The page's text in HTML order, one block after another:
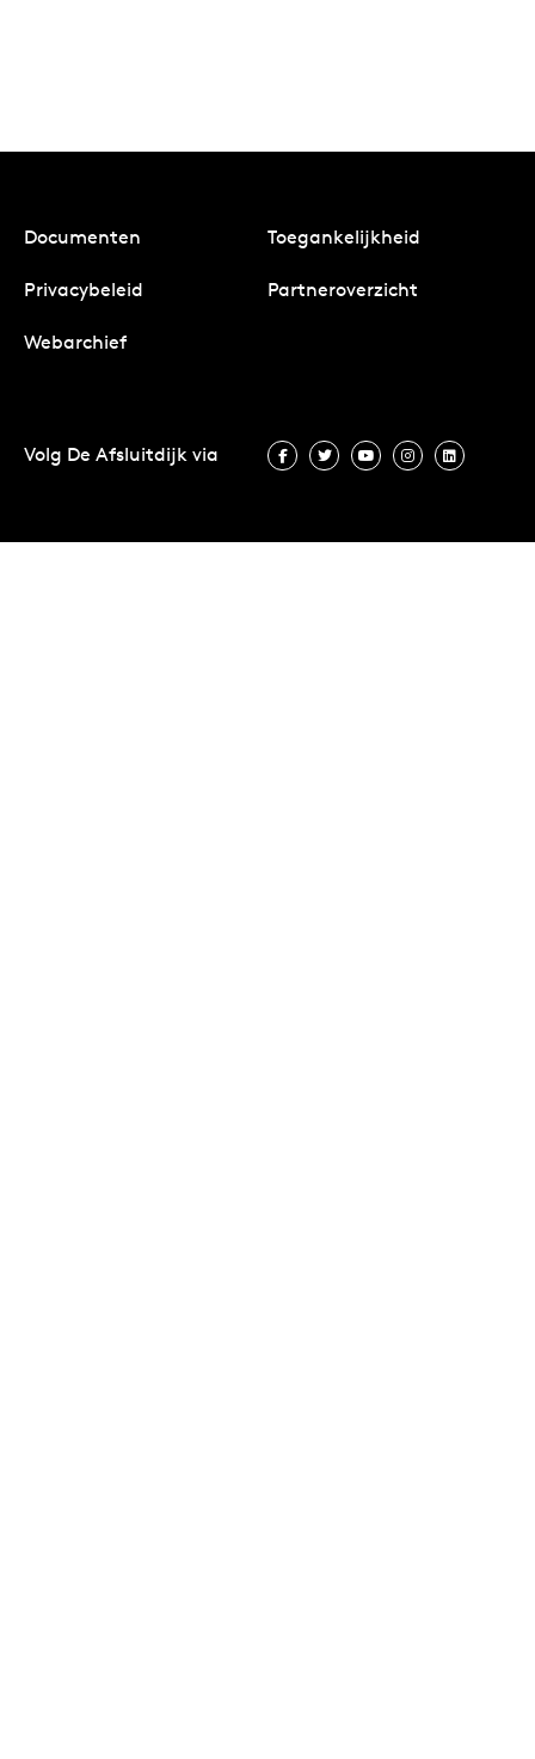
Documenten Toegankelijkheid
Privacybeleid Partneroverzicht
Webarchief
Volg De Afsluitdijk via Volg De Afsluitdijk via Facebook
Volg De Afsluitdijk via
Volg De Afsluitdijk via
Volg De